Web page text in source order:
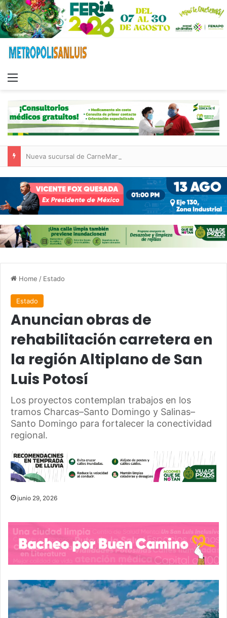
Home / Estado
Estado
Anuncian obras de
rehabilitación carretera en
la región Altiplano de San
Luis Potosí
Los proyectos contemplan trabajos en los
tramos Charcas–Santo Domingo y Salinas–
Santo Domingo para fortalecer la conectividad
regional.
junio 29, 2026